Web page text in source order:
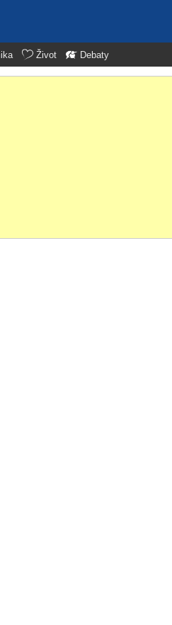
Život Debaty